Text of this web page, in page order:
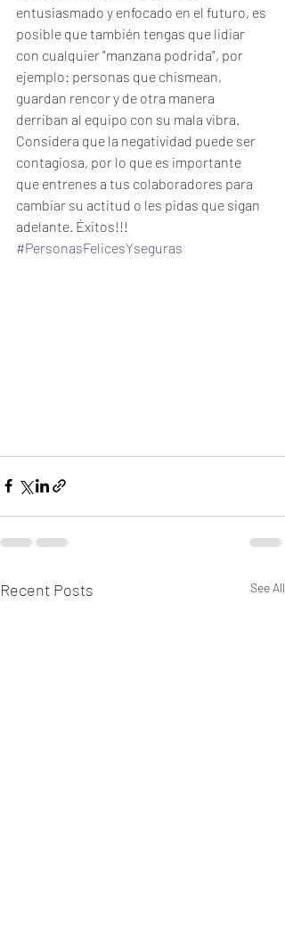
entusiasmado y enfocado en el futuro, es
posible que también tengas que lidiar
con cualquier "manzana podrida", por
ejemplo: personas que chismean,
guardan rencor y de otra manera
derriban al equipo con su mala vibra.
Considera que la negatividad puede ser
contagiosa, por lo que es importante
que entrenes a tus colaboradores para
cambiar su actitud o les pidas que sigan
adelante. Éxitos!!!
#PersonasFelicesYseguras
Recent Posts See All